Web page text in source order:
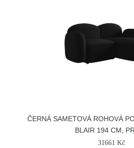
ČERNÁ SAMETOVÁ ROHOVÁ
BLAIR 194 CM,
31661 Kč